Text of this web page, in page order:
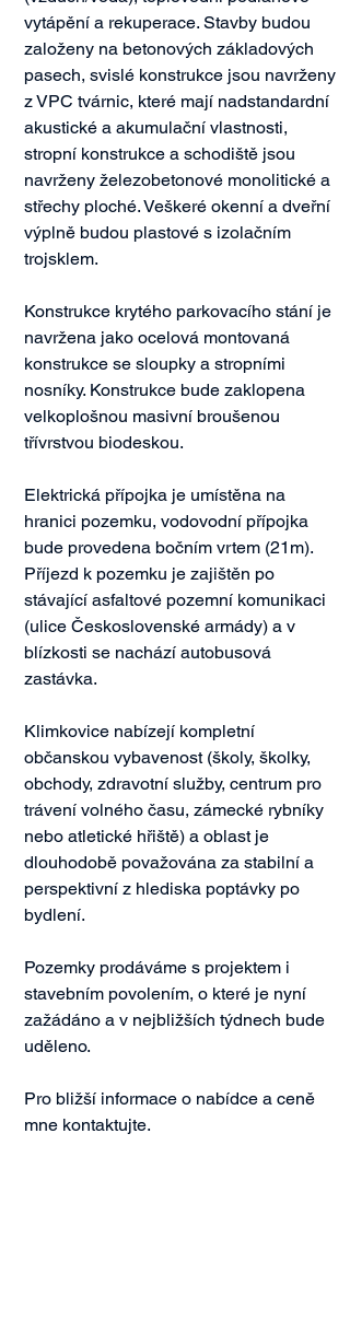
vytápění a rekuperace. Stavby budou
založeny na betonových základových
pasech, svislé konstrukce jsou navrženy
z VPC tvárnic, které mají nadstandardní
akustické a akumulační vlastnosti,
stropní konstrukce a schodiště jsou
navrženy železobetonové monolitické a
střechy ploché. Veškeré okenní a dveřní
výplně budou plastové s izolačním
trojsklem.
Konstrukce krytého parkovacího stání je
navržena jako ocelová montovaná
konstrukce se sloupky a stropními
nosníky. Konstrukce bude zaklopena
velkoplošnou masivní broušenou
třívrstvou biodeskou.
Elektrická přípojka je umístěna na
hranici pozemku, vodovodní přípojka
bude provedena bočním vrtem (21m).
Příjezd k pozemku je zajištěn po
stávající asfaltové pozemní komunikaci
(ulice Československé armády) a v
blízkosti se nachází autobusová
zastávka.
Klimkovice nabízejí kompletní
občanskou vybavenost (školy, školky,
obchody, zdravotní služby, centrum pro
trávení volného času, zámecké rybníky
nebo atletické hřiště) a oblast je
dlouhodobě považována za stabilní a
perspektivní z hlediska poptávky po
bydlení.
Pozemky prodáváme s projektem i
stavebním povolením, o které je nyní
zažádáno a v nejbližších týdnech bude
uděleno.
Pro bližší informace o nabídce a ceně
mne kontaktujte.